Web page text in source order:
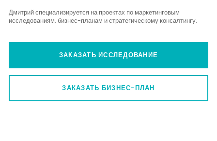
Дмитрий специализируется на проектах по маркетинговым
исследованиям, бизнес-планам и стратегическому консалтингу.
ЗАКАЗАТЬ ИССЛЕДОВАНИЕ
ЗАКАЗАТЬ БИЗНЕС-ПЛАН